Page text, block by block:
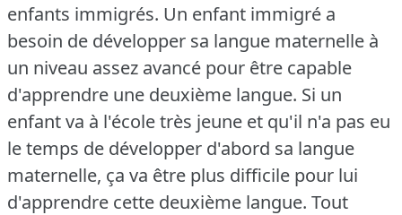
enfants immigrés. Un enfant immigré a
besoin de développer sa langue maternelle à
un niveau assez avancé pour être capable
d'apprendre une deuxième langue. Si un
enfant va à l'école très jeune et qu'il n'a pas eu
le temps de développer d'abord sa langue
maternelle, ça va être plus difficile pour lui
d'apprendre cette deuxième langue. Tout